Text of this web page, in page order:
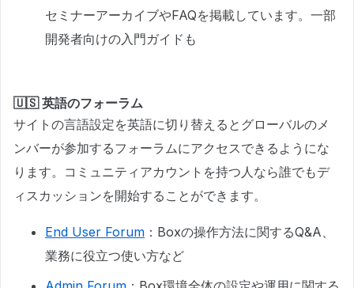
セミナーアーカイブやFAQを掲載しています。一部
開発者向けの入門ガイドも
🇺🇸 英語のフォーラム
サイトの言語設定を英語に切り替えるとグローバルのメ
ンバーが参加するフォーラムにアクセスできるようにな
ります。コミュニティアカウントを持つ人なら誰でもデ
ィスカッションを開始することができます。
End User Forum ：Boxの操作方法に関するQ&A、
業務に役立つ使い方など